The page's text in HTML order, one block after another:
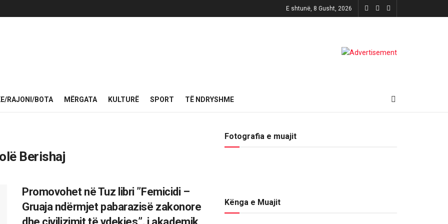
E shtunë, 8 Gusht, 2026
RAJONI/BOTA MËRGATA KULTURË SPORT TË NDRYSHME
Berishaj
Promovohet në Tuz libri ”Femicidi –
Gruaja ndërmjet pabarazisë zakonore
Fotografia e muajit
Kënga e Muajit